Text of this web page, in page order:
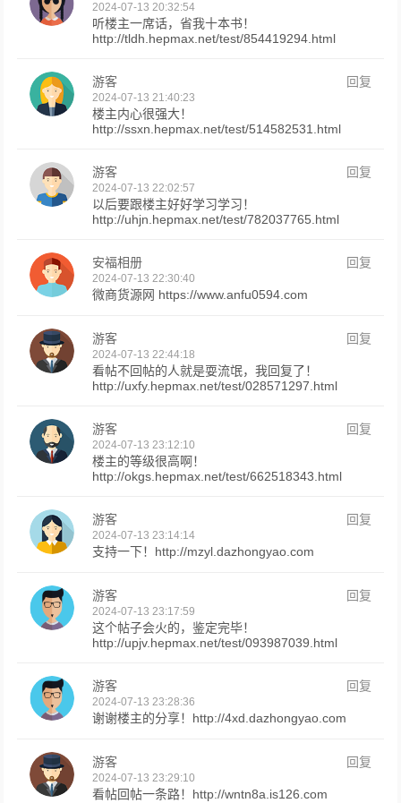
2024-07-13 20:32:54
听楼主一席话，省我十本书！
http://tldh.hepmax.net/test/854419294.html
游客 回复
2024-07-13 21:40:23
楼主内心很强大！
http://ssxn.hepmax.net/test/514582531.html
游客 回复
2024-07-13 22:02:57
以后要跟楼主好好学习学习！
http://uhjn.hepmax.net/test/782037765.html
安福相册 回复
2024-07-13 22:30:40
微商货源网 https://www.anfu0594.com
游客 回复
2024-07-13 22:44:18
看帖不回帖的人就是耍流氓，我回复了！
http://uxfy.hepmax.net/test/028571297.html
游客 回复
2024-07-13 23:12:10
楼主的等级很高啊！
http://okgs.hepmax.net/test/662518343.html
游客 回复
2024-07-13 23:14:14
支持一下！http://mzyl.dazhongyao.com
游客 回复
2024-07-13 23:17:59
这个帖子会火的，鉴定完毕！
http://upjv.hepmax.net/test/093987039.html
游客 回复
2024-07-13 23:28:36
谢谢楼主的分享！http://4xd.dazhongyao.com
游客 回复
2024-07-13 23:29:10
看帖回帖一条路！http://wntn8a.is126.com